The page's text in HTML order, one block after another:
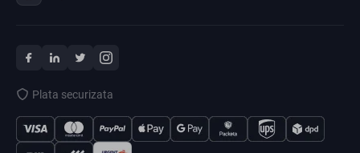
Plata securizata